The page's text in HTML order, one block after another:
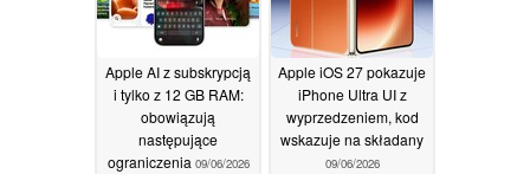
Apple AI z subskrypcją
i tylko z 12 GB RAM:
obowiązują
następujące
ograniczenia 09/06/2026
Apple iOS 27 pokazuje
iPhone Ultra UI z
wyprzedzeniem, kod
wskazuje na składany
09/06/2026